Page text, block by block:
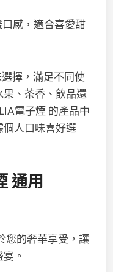
感，適合喜愛甜
擇，滿足不同使
、茶香、飲品還
電子煙 的產品中
人口味喜好選
通用
您的奢華享受，讓
。